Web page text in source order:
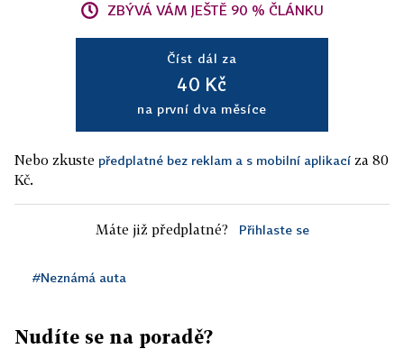
ZBÝVÁ VÁM JEŠTĚ 90 % ČLÁNKU
Číst dál za
40 Kč
na první dva měsíce
Nebo zkuste předplatné bez reklam a s mobilní aplikací za 80
Kč.
Máte již předplatné? Přihlaste se
#Neznámá auta
Nudíte se na poradě?